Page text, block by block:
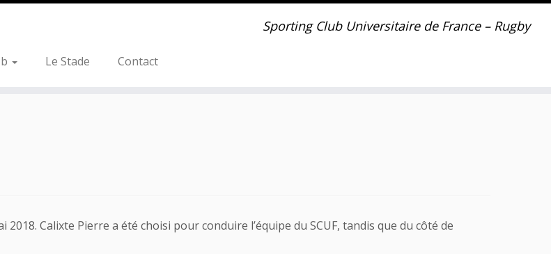
Sporting Club Universitaire de France – Rugby
Le Stade Contact
2018. Calixte Pierre a été choisi pour conduire l’équipe du SCUF, tandis que du côté de